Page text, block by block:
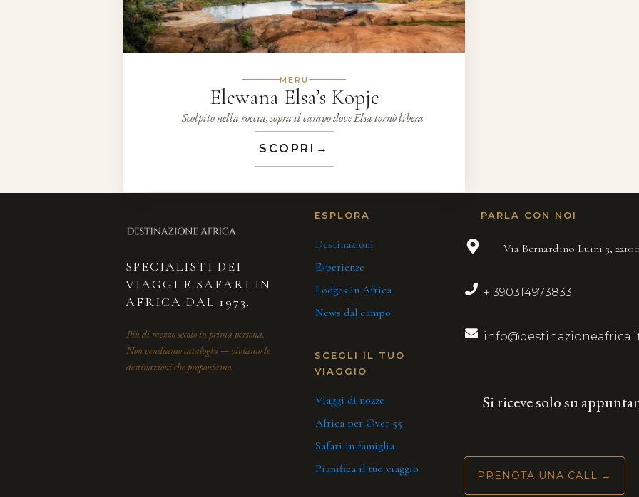
MERU
Elewana Elsa’s Kopje
Scolpito nella roccia, sopra il campo dove Elsa tornò libera
SCOPRI →
SPECIALISTI DEI
VIAGGI E SAFARI IN
AFRICA DAL 1973.
Più di mezzo secolo in prima persona.
Non vendiamo cataloghi — viviamo le
destinazioni che proponiamo.
ESPLORA
Destinazioni
Esperienze
Lodges in Africa
News dal campo
SCEGLI IL TUO
VIAGGIO
Viaggi di nozze
Africa per Over 55
Safari in famiglia
Pianifica il tuo viaggio
PARLA CON NOI
Via Bernardino Luini 3,
+ 390314973833
Si riceve solo su
PRENOTA UNA CALL →